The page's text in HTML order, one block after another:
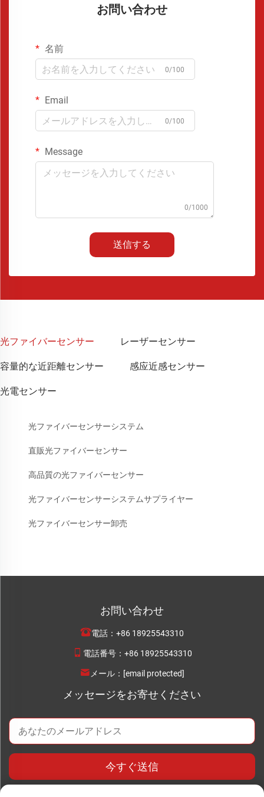
お問い合わせ
名前
0/100
Email
0/100
Message
0/1000
送信する
光ファイバーセンサー レーザーセンサー
容量的な近距離センサー 感应近感センサー
光電センサー
光ファイバーセンサーシステム
直販光ファイバーセンサー
高品質の光ファイバーセンサー
光ファイバーセンサーシステムサプライヤー
光ファイバーセンサー卸売
お問い合わせ
電話： +86 18925543310
電話番号： +86 18925543310
メール： [email protected]
メッセージをお寄せください
今すぐ送信